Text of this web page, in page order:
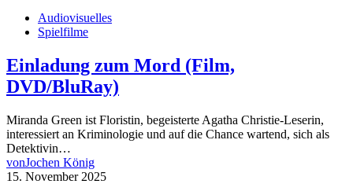
Audiovisuelles
Spielfilme
Einladung zum Mord (Film,
DVD/BluRay)
Miranda Green ist Floristin, begeisterte Agatha Christie-Leserin,
interessiert an Kriminologie und auf die Chance wartend, sich als
Detektivin…
vonJochen König
15. November 2025